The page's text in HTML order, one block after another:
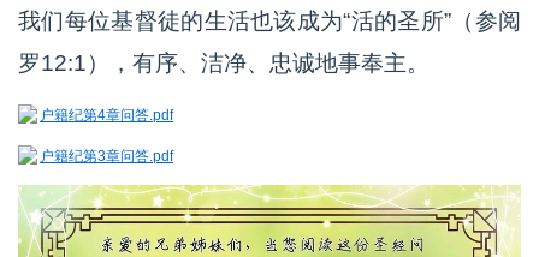
我们每位基督徒的生活也该成为“活的圣所”（参阅
罗12:1），有序、洁净、忠诚地事奉主。
户籍纪第4章问答.pdf
户籍纪第3章问答.pdf